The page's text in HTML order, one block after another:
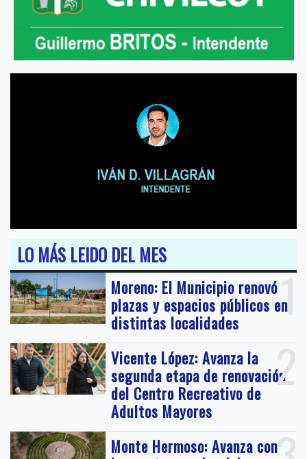
LO MÁS LEIDO DEL MES
1
Moreno: El Municipio renovó
plazas y espacios públicos en
distintas localidades
2
Vicente López: Avanza la
segunda etapa de renovación
del Centro Recreativo de
Adultos Mayores
Monte Hermoso: Avanza con